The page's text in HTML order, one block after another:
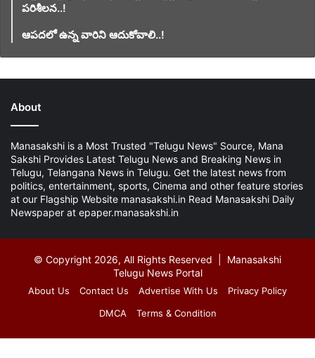
పరిశీలన..!
ఆపదలో ఉన్న వారిని ఆదుకోవాలి..!
About
Manasakshi is a Most Trusted "Telugu News" Source, Mana
Sakshi Provides Latest Telugu News and Breaking News in
Telugu, Telangana News in Telugu. Get the latest news from
politics, entertainment, sports, Cinema and other feature stories
at our Flagship Website manasakshi.in Read Manasakshi Daily
Newspaper at epaper.manasakshi.in
© Copyright 2026, All Rights Reserved | Manasakshi
Telugu News Portal
About Us Contact Us Advertise With Us
Privacy Policy
DMCA
Terms & Condition